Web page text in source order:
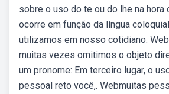
sobre o uso do te ou do lhe na hora
ocorre em função da língua
utilizamos em nosso cotidiano.
muitas vezes omitimos o objeto
um pronome: Em terceiro lugar, o
pessoal reto você,. Webmuitas